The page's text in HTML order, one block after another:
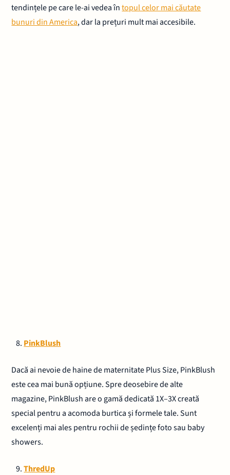
tendințele pe care le-ai vedea întopul celor mai căutate
bunuri din America, dar la prețuri mult mai accesibile.
PinkBlush
Dacă ai nevoie de haine de maternitate Plus Size, PinkBlush
este cea mai bună opțiune. Spre deosebire de alte
magazine, PinkBlush are o gamă dedicată 1X–3X creată
special pentru a acomoda burtica și formele tale. Sunt
excelenți mai ales pentru rochii de ședințe foto sau baby
showers.
ThredUp